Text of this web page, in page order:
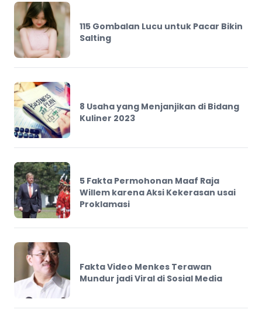
115 Gombalan Lucu untuk Pacar Bikin
Salting
8 Usaha yang Menjanjikan di Bidang
Kuliner 2023
5 Fakta Permohonan Maaf Raja
Willem karena Aksi Kekerasan usai
Proklamasi
Fakta Video Menkes Terawan
Mundur jadi Viral di Sosial Media